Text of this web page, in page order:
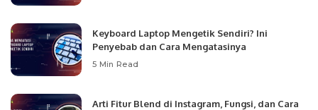
Keyboard Laptop Mengetik Sendiri? Ini
Penyebab dan Cara Mengatasinya
5 Min Read
Arti Fitur Blend di Instagram, Fungsi, dan Cara